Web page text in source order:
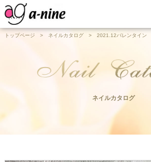
トップページ > ネイルカタログ > 2021.12バレンタイン
ネイルカタログ